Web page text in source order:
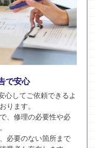
で安心
心してご依頼できるよ
ります。
、修理の必要性や必
必要のない箇所まで